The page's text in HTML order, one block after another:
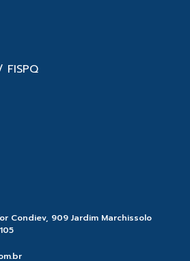
FISPQ
Condiev, 909 Jardim Marchissolo